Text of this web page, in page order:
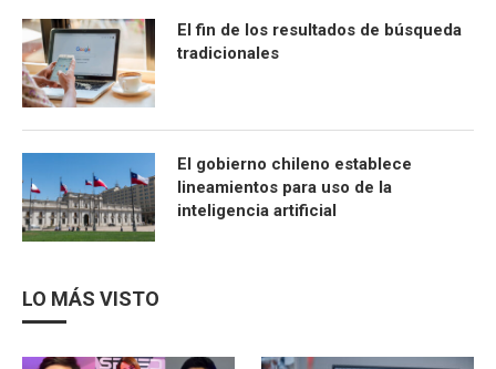
El fin de los resultados de búsqueda
tradicionales
El gobierno chileno establece
lineamientos para uso de la
inteligencia artificial
LO MÁS VISTO